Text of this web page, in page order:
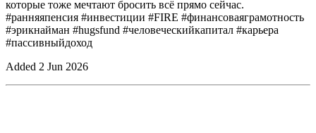
которые тоже мечтают бросить всё прямо сейчас.
#ранняяпенсия #инвестиции #FIRE #финансоваяграмотность
#эрикнайман #hugsfund #человеческийкапитал #карьера
#пассивныйдоход
Added 2 Jun 2026